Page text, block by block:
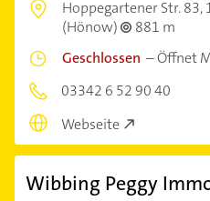
Hoppegartener Str. 83,
(Hönow)
881 m
Geschlossen –Öffnet
03342 6 52 90 40
Webseite
Wibbing Peggy